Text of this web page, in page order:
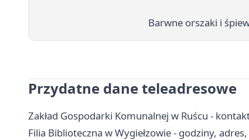
Barwne orszaki i
Przydatne dane teleadresowe
Zakład Gospodarki Komunalnej w Ruścu -
Filia Biblioteczna w Wygiełzowie - godziny,